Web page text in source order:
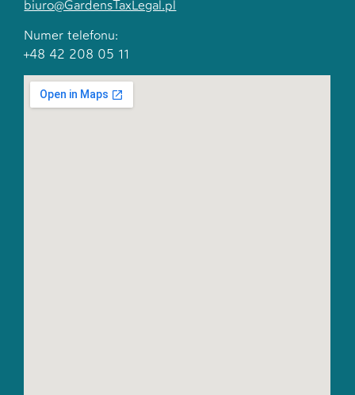
biuro@GardensTaxLegal.pl
Numer telefonu:
+48 42 208 05 11